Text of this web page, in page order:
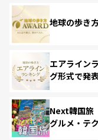
地球の歩き
エアライン
グ形式で発
Next韓国旅
グルメ・テ